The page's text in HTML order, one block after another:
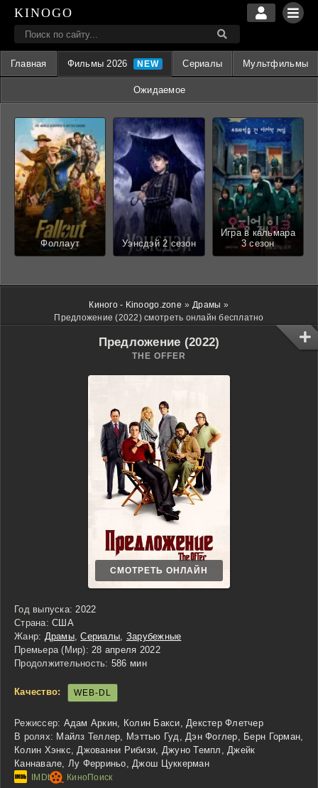
KINOGO
Главная Фильмы 2026 Сериалы Мультфильмы
Ожидаемое
Фоллаут Уэнсдэй 2 сезон
Игра в кальмара
3 сезон
Киного - Kinoogo.zone » Драмы »
Предложение (2022) смотреть онлайн бесплатно
Предложение (2022)
THE OFFER
СМОТРЕТЬ ОНЛАЙН
Год выпуска: 2022
Страна: США
Жанр: Драмы,Сериалы Зарубежные
Премьера (Мир): 28 апреля 2022
Продолжительность: 586 мин
Качество: WEB-DL
Режиссер: Адам Аркин, Колин Бакси, Декстер Флетчер
В ролях: Майлз Теллер, Мэттью Гуд, Дэн Фоглер, Берн Горман,
Колин Хэнкс, Джованни Рибизи, Джуно Темпл, Джейк
Каннавале, Лу Ферриньо, Джош Цуккерман